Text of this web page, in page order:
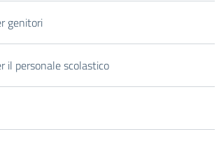
genitori
il personale scolastico